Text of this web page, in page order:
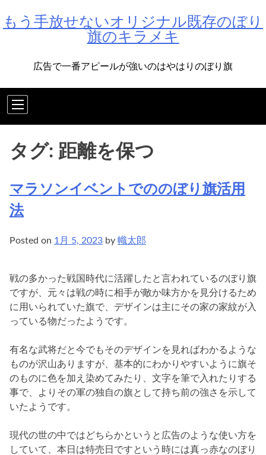
toもう手放せないオリジナル既存のぼり
旗のキラメキ
広告で一番アピールが強いのはやはりのぼり旗
タグ: 距離を保つ
マラソンイベントでののぼり旗活用
法
Posted on 1月 5, 2023 by 幟太郎
戦の多かった戦国時代に活躍したと言われているのぼり旗
ですが、元々は戦の時に相手が敵か味方かを見分けるため
に用いられていた旗で、デザインは主にその家の家紋が入
っている物だったようです。
有名な武将だと今でもそのデザインを見ればわかるような
ものが沢山ありますが、基本的にわかりやすいように旗そ
のものに色を加え染めてみたり、文字を筆で入れたりする
事で、よりその軍の独自の旗として持ち前の強さを示して
いたようです。
現代の世の中ではどちらかというと広告のような使い方を
していて、本日は特売日ですという時には真っ赤なのぼり